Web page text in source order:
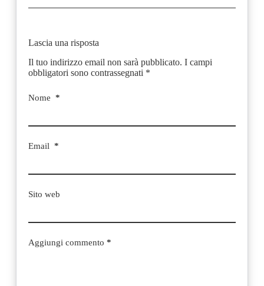
Lascia una risposta
Il tuo indirizzo email non sarà pubblicato. I campi
obbligatori sono contrassegnati *
Nome *
Email *
Sito web
Aggiungi commento *